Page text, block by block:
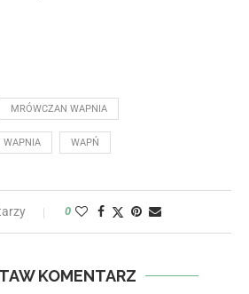
MRÓWCZAN WAPNIA
WAPNIA WAPŃ
0
KOMENTARZ